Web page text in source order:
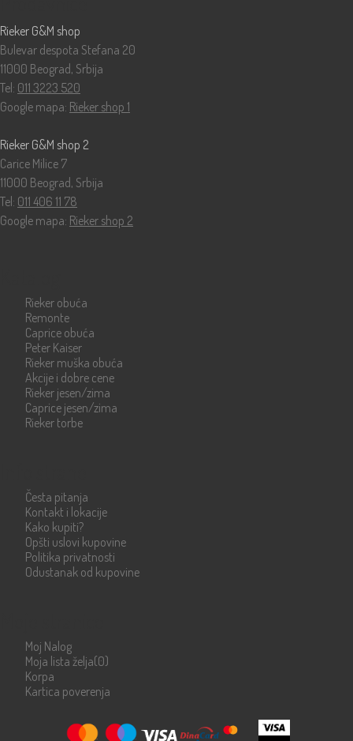
Rieker G&M shop
Bulevar despota Stefana 20
11000 Beograd, Srbija
Tel: 011 3223 520
Google mapa: Rieker shop 1
Rieker G&M shop 2
Carice Milice 7
11000 Beograd, Srbija
Tel: 011 406 11 78
Google mapa: Rieker shop 2
Rieker obuća
Remonte
Caprice obuća
Peter Kaiser
Rieker muška obuća
Akcije i dobre cene
Rieker jesen/zima
Caprice jesen/zima
Rieker torbe
Česta pitanja
Kontakt i lokacije
Kako kupiti?
Opšti uslovi kupovine
Politika privatnosti
Odustanak od kupovine
Moj Nalog
Moja lista želja(0)
Korpa
Kartica poverenja